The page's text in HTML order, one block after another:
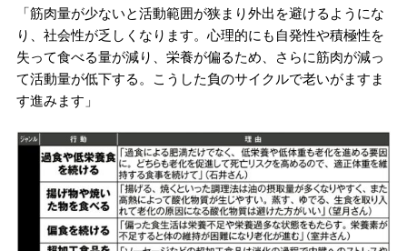
「筋肉量が少ないと活動範囲が狭まり外出を避けるようにな
り、社会性が乏しくなります。心理的にも自発性や積極性を
失って食べる量が減り、栄養が偏るため、さらに筋肉が減っ
て活動量が低下する。こうした負のサイクルで老いがますま
す進みます」